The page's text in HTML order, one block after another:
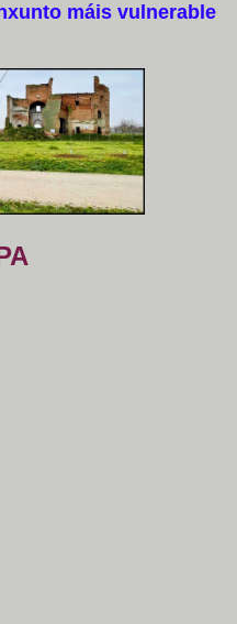
máis vulnerable